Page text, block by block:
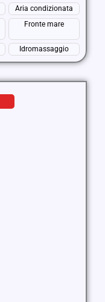
Aria condizionata
Fronte mare
Idromassaggio